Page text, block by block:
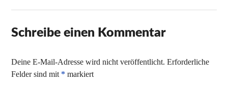
Schreibe einen Kommentar
Deine E-Mail-Adresse wird nicht veröffentlicht. Erforderliche
Felder sind mit * markiert